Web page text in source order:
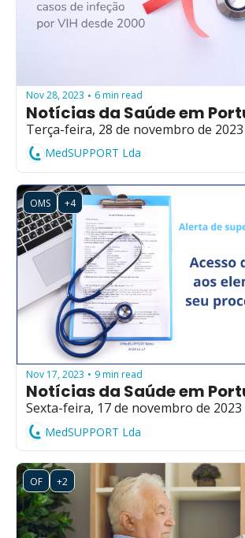
Nov 28, 2023 • 6 min read
Notícias da Saúde em
Terça-feira, 28 de novembro de 2023
MedSUPPORT Lda
OMS +4
Nov 17, 2023 • 9 min read
Notícias da Saúde em
Sexta-feira, 17 de novembro de 2023
MedSUPPORT Lda
OF +2